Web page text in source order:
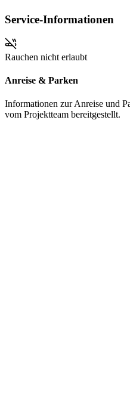
Service-Informationen
Rauchen nicht erlaubt
Anreise & Parken
Informationen zur Anreise und
vom Projektteam bereitgestellt.